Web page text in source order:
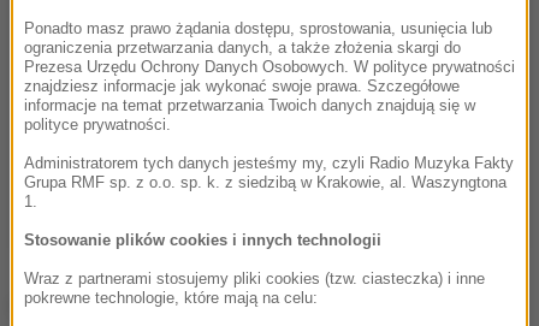
(mal)
Ponadto masz prawo żądania dostępu, sprostowania, usunięcia lub
ograniczenia przetwarzania danych, a także złożenia skargi do
Prezesa Urzędu Ochrony Danych Osobowych. W polityce prywatności
znajdziesz informacje jak wykonać swoje prawa. Szczegółowe
informacje na temat przetwarzania Twoich danych znajdują się w
polityce prywatności.
Administratorem tych danych jesteśmy my, czyli Radio Muzyka Fakty
Grupa RMF sp. z o.o. sp. k. z siedzibą w Krakowie, al. Waszyngtona
1.
Stosowanie plików cookies i innych technologii
Wraz z partnerami stosujemy pliki cookies (tzw. ciasteczka) i inne
pokrewne technologie, które mają na celu: